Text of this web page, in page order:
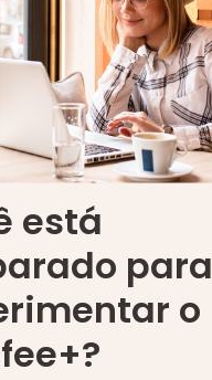
está
para
o